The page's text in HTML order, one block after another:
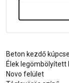
Beton kezdő
Élek legömbölyített
Novo felület